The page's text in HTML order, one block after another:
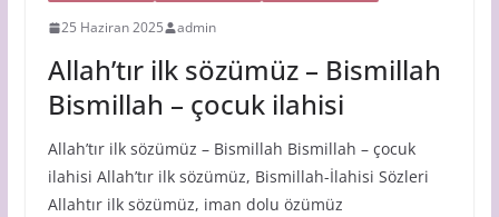
25 Haziran 2025 admin
Allah’tır ilk sözümüz – Bismillah
Bismillah – çocuk ilahisi
Allah’tır ilk sözümüz – Bismillah Bismillah – çocuk
ilahisi Allah’tır ilk sözümüz, Bismillah-İlahisi Sözleri
Allahtır ilk sözümüz, iman dolu özümüz